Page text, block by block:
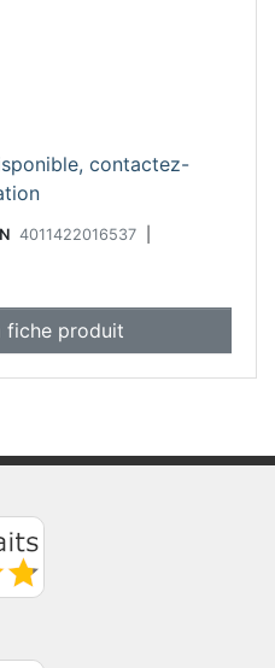
contactez-
4011422016537
fiche produit